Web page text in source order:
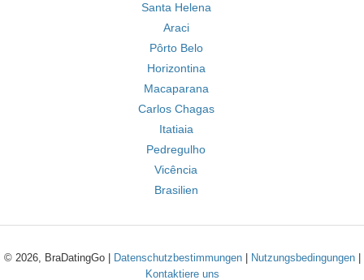
Santa Helena
Araci
Pôrto Belo
Horizontina
Macaparana
Carlos Chagas
Itatiaia
Pedregulho
Vicência
Brasilien
© 2026, BraDatingGo | Datenschutzbestimmungen| Nutzungsbedingungen|
Kontaktiere uns